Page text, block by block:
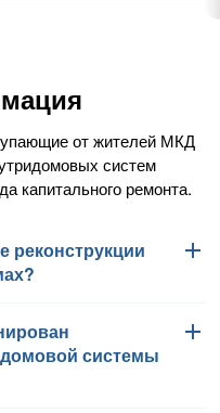
от жителей МКД
систем
капитального ремонта.
реконструкции
газоснабжения
ремонта
в соответствии
системы